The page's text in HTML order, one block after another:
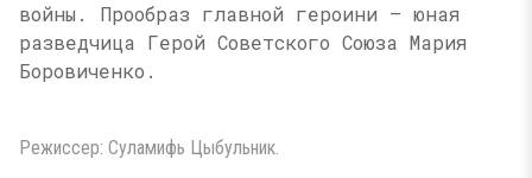
войны. Прообраз главной героини — юная
разведчица Герой Советского Союза Мария
Боровиченко.
Режиссер: Суламифь Цыбульник.